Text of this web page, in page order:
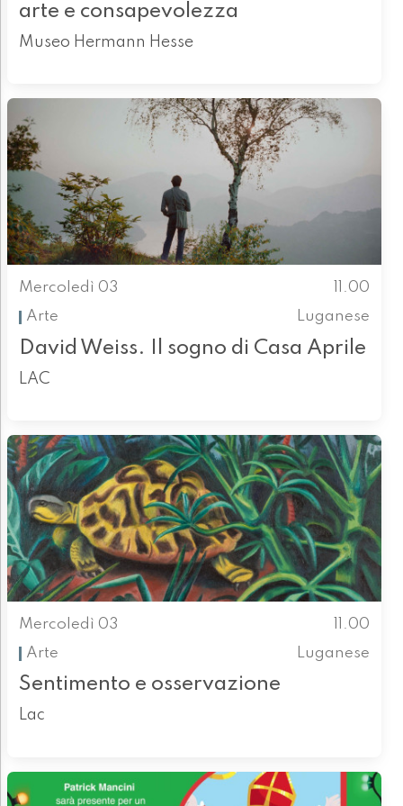
arte e consapevolezza
Museo Hermann Hesse
Mercoledì 03
11.00
Arte
Luganese
David Weiss. Il sogno di Casa Aprile
LAC
Mercoledì 03
11.00
Arte
Luganese
Sentimento e osservazione
Lac